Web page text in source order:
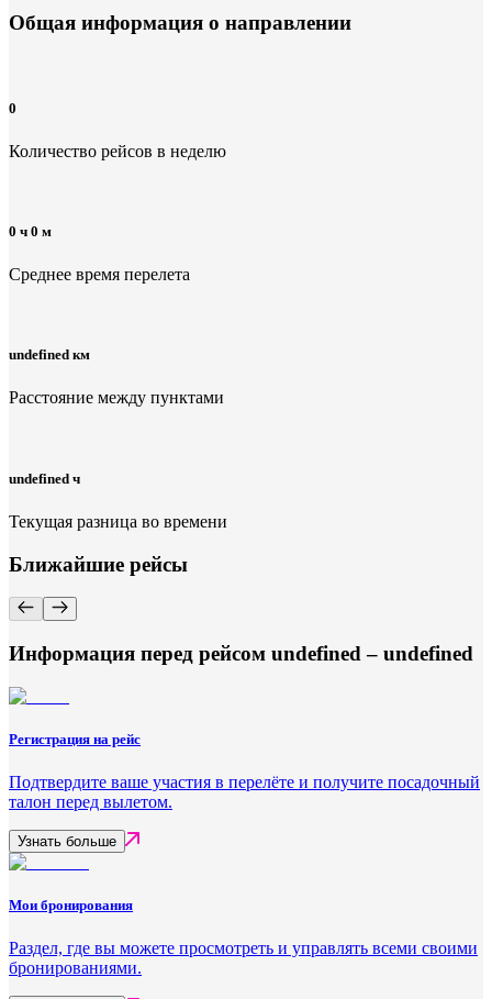
Общая информация о направлении
0
Количество рейсов в неделю
0 ч 0 м
Среднее время перелета
undefined км
Расстояние между пунктами
undefined ч
Текущая разница во времени
Ближайшие рейсы
Информация перед рейсом undefined – undefined
Регистрация на рейс
Подтвердите ваше участия в перелёте и получите посадочный
талон перед вылетом.
Узнать больше
Мои бронирования
Раздел, где вы можете просмотреть и управлять всеми своими
бронированиями.